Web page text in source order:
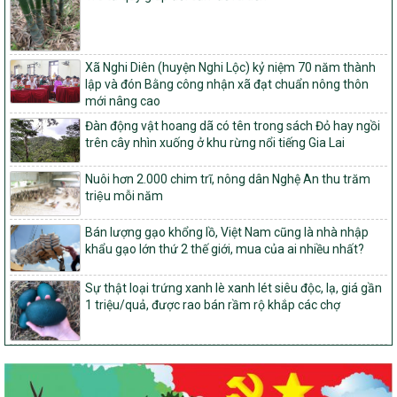
tỉnh Nghệ An
103/PTNT-NTM
Về việc đăng ký thực hiện Dự án liên kết theo chuỗi giá trị thuộc
Dự án 2 – Chương trình Mục tiêu quốc gia Giảm nghèo bền vững
giai đoạn 2021-2025 được kéo dài sang năm 2026
827/QĐ-BNNMT
Quyết định Ban hành Kế hoạch triển khai thực hiện Chương trình
mục tiêu quốc gia xây dựng nông thôn mới, giảm nghèo bền
vững và phát triển kinh tế – xã hội vùng đồng bào dân tộc thiểu
số và miền núi giai đoạn 2026-2035, giai đoạn I: Từ năm 2026
đến năm 2030
14/2026/TT-BNNMT
Hướng dẫn thực hiện một số nội dung tiêu chí, điều kiện thuộc Bộ
tiêu chí quốc gia về nông thôn mới giai đoạn 2026 – 2030 thuộc
phạm vi quản lý nhà nước của Bộ Nông nghiệp và Môi trường
417/QĐ-BNNMT
Phê duyệt Chương trình mục tiêu quốc gia xây dựng nông thôn
mới, giảm nghèo bền vững và phát triển kinh tế – xã hội vùng
đoạn I: Từ năm 2026 đến năm 2030
Xã Nghi Diên (huyện Nghi Lộc) kỷ niệm 70 năm thành
lập và đón Bằng công nhận xã đạt chuẩn nông thôn
mới nâng cao
Đàn động vật hoang dã có tên trong sách Đỏ hay ngồi
trên cây nhìn xuống ở khu rừng nổi tiếng Gia Lai
Nuôi hơn 2.000 chim trĩ, nông dân Nghệ An thu trăm
triệu mỗi năm
Bán lượng gạo khổng lồ, Việt Nam cũng là nhà nhập
khẩu gạo lớn thứ 2 thế giới, mua của ai nhiều nhất?
Sự thật loại trứng xanh lè xanh lét siêu độc, lạ, giá gần
1 triệu/quả, được rao bán rầm rộ khắp các chợ